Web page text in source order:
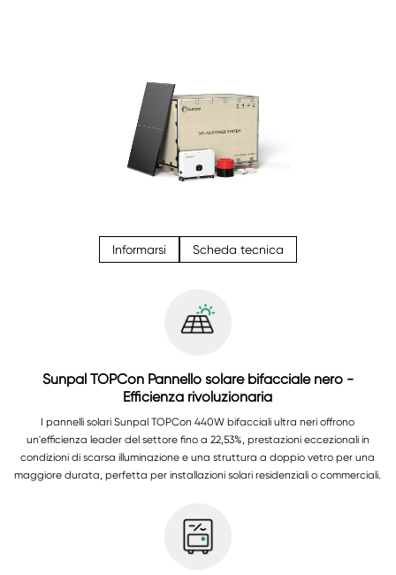
Informarsi Scheda tecnica
Sunpal TOPCon Pannello solare bifacciale nero -
Efficienza rivoluzionaria
I pannelli solari Sunpal TOPCon 440W bifacciali ultra neri offrono
un'efficienza leader del settore fino a 22,53%, prestazioni eccezionali in
condizioni di scarsa illuminazione e una struttura a doppio vetro per una
maggiore durata, perfetta per installazioni solari residenziali o commerciali.